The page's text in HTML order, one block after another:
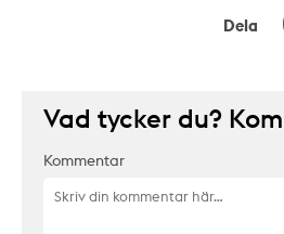
Dela
Vad tycker du?
Kommentar